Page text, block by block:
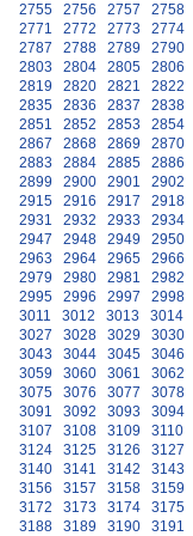
2755
2756 2757 2758
2771
2772 2773 2774
2787
2788 2789 2790
2803
2804 2805 2806
2819
2820 2821 2822
2835
2836 2837 2838
2851
2852 2853 2854
2867
2868 2869 2870
2883
2884 2885 2886
2899
2900 2901 2902
2915
2916 2917 2918
2931
2932 2933 2934
2947
2948 2949 2950
2963
2964 2965 2966
2979
2980 2981 2982
2995
2996 2997 2998
3011
3012 3013 3014
3027
3028 3029 3030
3043
3044 3045 3046
3059
3060 3061 3062
3075
3076 3077 3078
3091
3092 3093 3094
3107
3108 3109 3110
3124
3125 3126 3127
3140
3141 3142 3143
3156
3157 3158 3159
3172
3173 3174 3175
3188
3189 3190 3191